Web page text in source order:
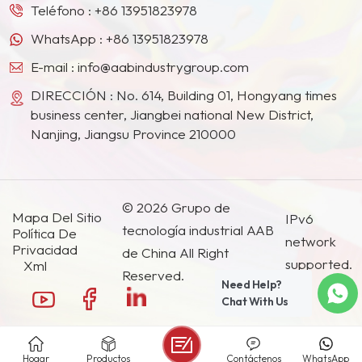
millones de yuanes chinos
metros cuadrados.
Contamos con las
certificaciones LS09001,
ISO14001, LS045001 y el
certificado de registro
REACH de la UE. Nuestra
butirato de acetato de
celulosa CAB-381 y CAB-
551 es de 10.000
toneladas, y de acetato de
celulosa CA, de 6.000
Teléfono : +86 13951823978
WhatsApp : +86 13951823978
E-mail : info@aabindustrygroup.com
DIRECCIÓN : No. 614, Building 01, Hongyang times
business center, Jiangbei national New District,
Nanjing, Jiangsu Province 210000
Mapa Del Sitio
Política De
Privacidad
Xml
© 2026 Grupo de
tecnología industrial AAB
de China All Right
Reserved.
IPv6
network
supported.
Hogar Productos WhatsApp
Contáctenos
Need Help?
Chat With Us